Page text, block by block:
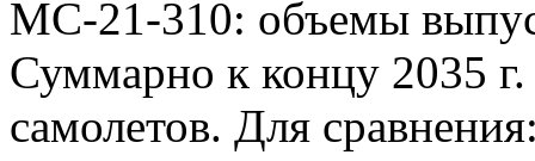
МС-21-310: объемы
Суммарно к концу 2035
самолетов. Для